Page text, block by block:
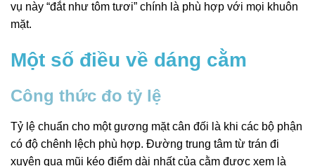
vụ này “đắt như tôm tươi” chính là phù hợp với mọi khuôn
mặt.
Một số điều về dáng cằm
Công thức đo tỷ lệ
Tỷ lệ chuẩn cho một gương mặt cân đối là khi các bộ phận
có độ chênh lệch phù hợp. Đường trung tâm từ trán đi
xuyên qua mũi kéo điểm dài nhất của cằm được xem là